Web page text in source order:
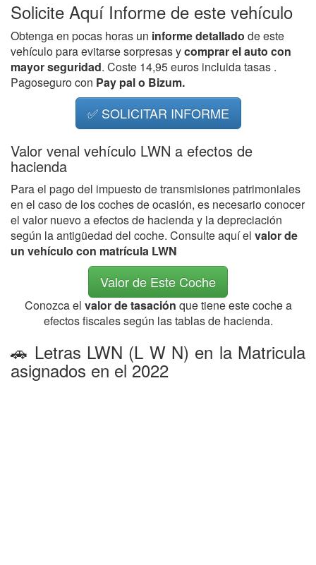
Solicite Aquí Informe de este vehículo
Obtenga en pocas horas un informe detallado de este
vehículo para evitarse sorpresas ycomprar el auto con
mayor seguridad. Coste 14,95 euros incluida tasas .
Pagoseguro con Pay pal o Bizum.
✅ SOLICITAR INFORME
Valor venal vehículo LWN a efectos de
hacienda
Para el pago del impuesto de transmisiones patrimoniales
en el caso de los coches de ocasión, es necesario conocer
el valor nuevo a efectos de hacienda y la depreciación
según la antigüedad del coche. Consulte aquí el valor de
un vehículo con matrícula LWN
Valor de Este Coche
Conozca el valor de tasación que tiene este coche a
efectos fiscales según las tablas de hacienda.
🚗 Letras LWN (L W N) en la Matricula
asignados en el 2022